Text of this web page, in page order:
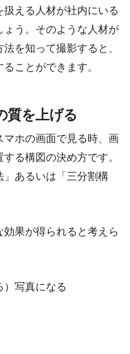
える人材が社内にいる
う。そのような人材が
を知って撮影すると、
ことができます。
質を上げる
ホの画面で見る時、画
る構図の決め方です。
あるいは「三分割構
果が得られると考えら
）写真になる